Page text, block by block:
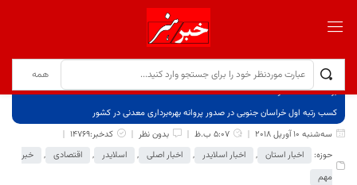
برگ نخست
نوشته‌ها
کسب رتبه اول خراسان جنوبی در صدور پروانه بهره‌برداری معدنی در کشور
سه‌شنبه 10 آوریل 2018
5:07 ب.ظ بدون نظر
کدخبر:14769
حوزه:
اخبار استان , اخبار اسلایدر , اخبار اصلی , اسلایدر , اقتصادی ,
خبر
مهم